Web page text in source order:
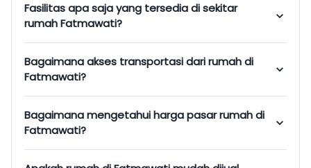
Fasilitas apa saja yang tersedia di sekitar
rumah Fatmawati?
Bagaimana akses transportasi dari rumah di
Fatmawati?
Bagaimana mengetahui harga pasar rumah di
Fatmawati?